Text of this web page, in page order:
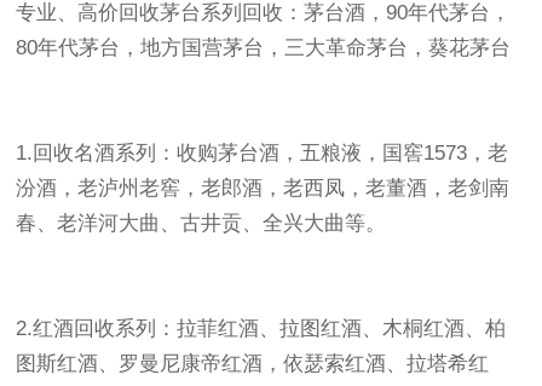
专业、高价回收茅台系列回收：茅台酒，90年代茅台，
80年代茅台，地方国营茅台，三大革命茅台，葵花茅台
1.回收名酒系列：收购茅台酒，五粮液，国窖1573，老
汾酒，老泸州老窖，老郎酒，老西凤，老董酒，老剑南
春、老洋河大曲、古井贡、全兴大曲等。
2.红酒回收系列：拉菲红酒、拉图红酒、木桐红酒、柏
图斯红酒、罗曼尼康帝红酒，依瑟索红酒、拉塔希红